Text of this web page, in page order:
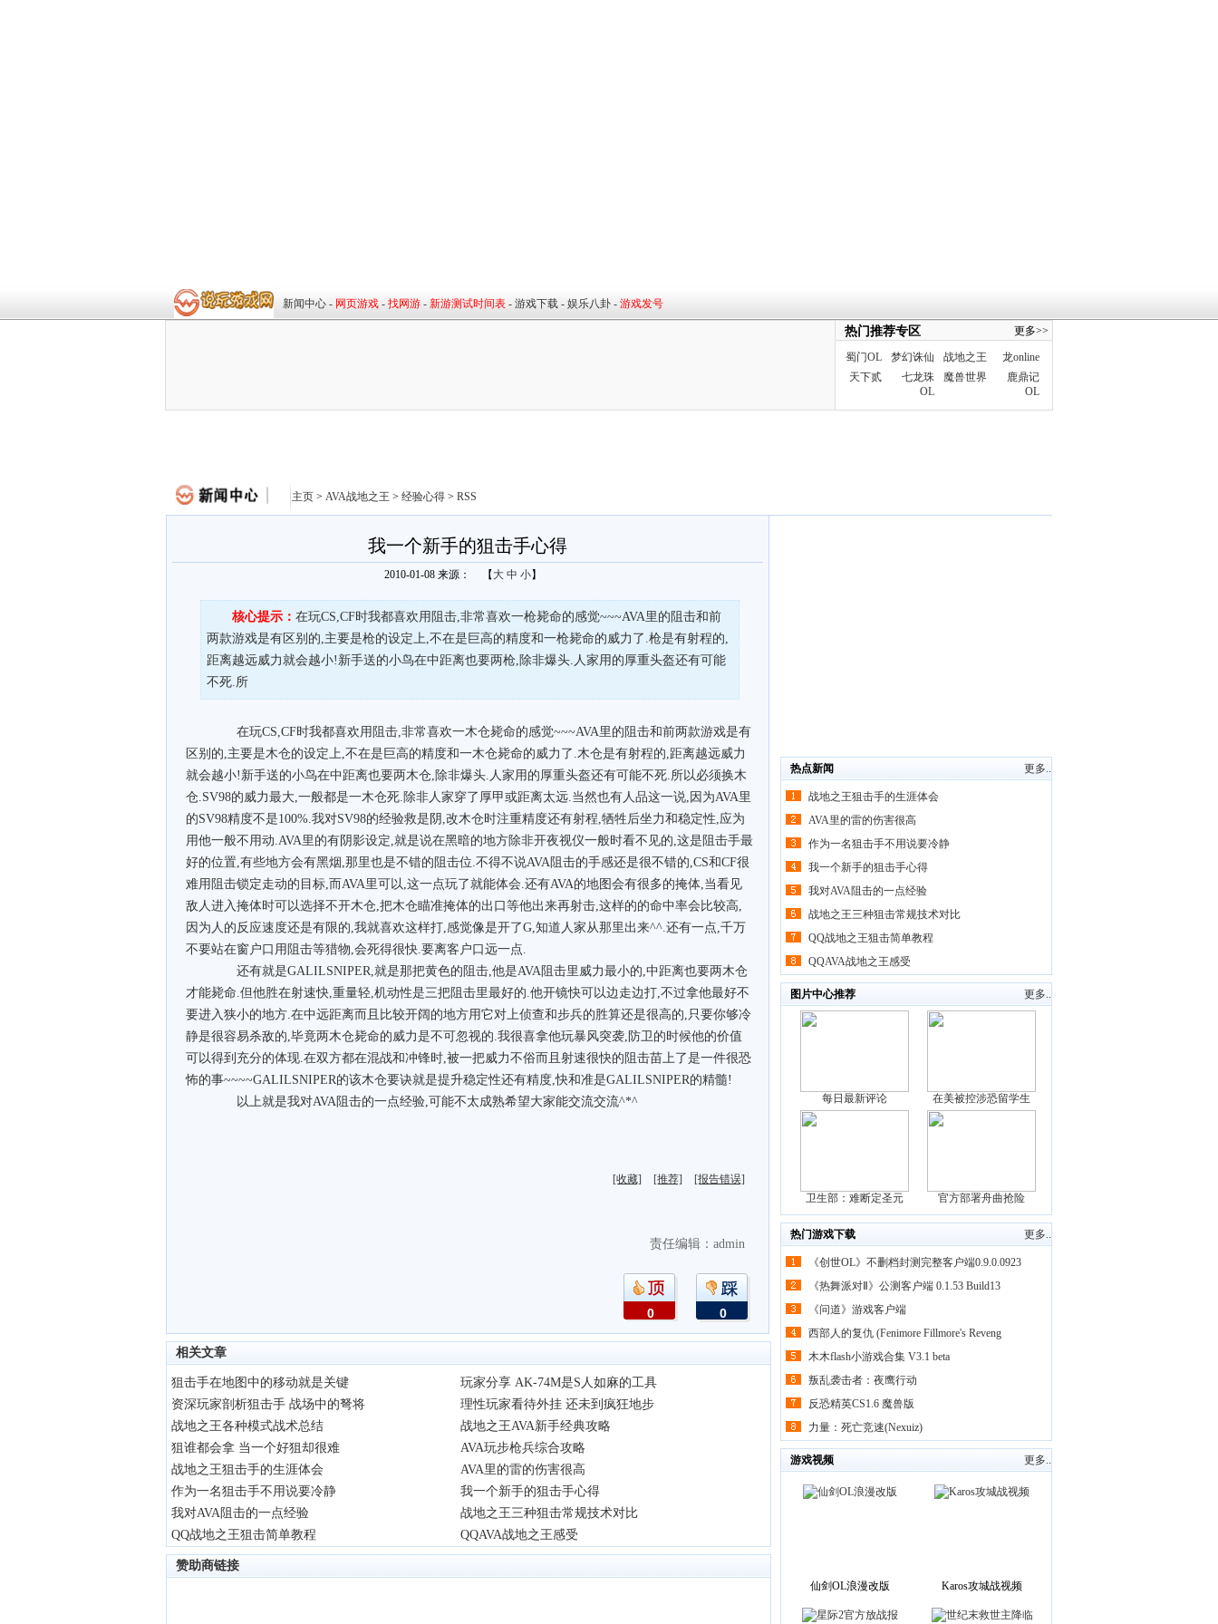
热门推荐专区 更多>>
蜀门OL 梦幻诛仙 战地之王
龙online
天下贰
七龙珠
OL
魔兽世界
鹿鼎记
OL
主页 > AVA战地之王 > 经验心得 > RSS
我一个新手的狙击手心得
2010-01-08 来源： 【 大 中 小】
核心提示： 在玩CS,CF时我都喜欢用阻击,非常喜欢一枪毙命的感觉~~~AVA里的阻击和前
两款游戏是有区别的,主要是枪的设定上,不在是巨高的精度和一枪毙命的威力了.枪是有射程的,
距离越远威力就会越小!新手送的小鸟在中距离也要两枪,除非爆头.人家用的厚重头盔还有可能
不死.所
在玩CS,CF时我都喜欢用阻击,非常喜欢一木仓毙命的感觉~~~AVA里的阻击和前两款游戏是有
区别的,主要是木仓的设定上,不在是巨高的精度和一木仓毙命的威力了.木仓是有射程的,距离越远威力
就会越小!新手送的小鸟在中距离也要两木仓,除非爆头.人家用的厚重头盔还有可能不死.所以必须换木
仓.SV98的威力最大,一般都是一木仓死.除非人家穿了厚甲或距离太远.当然也有人品这一说,因为AVA里
的SV98精度不是100%.我对SV98的经验救是阴,改木仓时注重精度还有射程,牺牲后坐力和稳定性,应为
用他一般不用动.AVA里的有阴影设定,就是说在黑暗的地方除非开夜视仪一般时看不见的,这是阻击手最
好的位置,有些地方会有黑烟,那里也是不错的阻击位.不得不说AVA阻击的手感还是很不错的,CS和CF很
难用阻击锁定走动的目标,而AVA里可以,这一点玩了就能体会.还有AVA的地图会有很多的掩体,当看见
敌人进入掩体时可以选择不开木仓,把木仓瞄准掩体的出口等他出来再射击,这样的的命中率会比较高,
因为人的反应速度还是有限的,我就喜欢这样打,感觉像是开了G,知道人家从那里出来^^.还有一点,千万
不要站在窗户口用阻击等猎物,会死得很快.要离客户口远一点.
还有就是GALILSNIPER,就是那把黄色的阻击,他是AVA阻击里威力最小的,中距离也要两木仓
才能毙命.但他胜在射速快,重量轻,机动性是三把阻击里最好的.他开镜快可以边走边打,不过拿他最好不
要进入狭小的地方.在中远距离而且比较开阔的地方用它对上侦查和步兵的胜算还是很高的,只要你够冷
静是很容易杀敌的,毕竟两木仓毙命的威力是不可忽视的.我很喜拿他玩暴风突袭,防卫的时候他的价值
可以得到充分的体现.在双方都在混战和冲锋时,被一把威力不俗而且射速很快的阻击苗上了是一件很恐
怖的事~~~~GALILSNIPER的该木仓要诀就是提升稳定性还有精度,快和准是GALILSNIPER的精髓!
以上就是我对AVA阻击的一点经验,可能不太成熟希望大家能交流交流^*^
[收藏] [推荐] [报告错误]
责任编辑：admin
0 0
相关文章
狙击手在地图中的移动就是关键
玩家分享 AK-74M是S人如麻的工具
资深玩家剖析狙击手 战场中的弩将
理性玩家看待外挂 还未到疯狂地步
战地之王各种模式战术总结
战地之王AVA新手经典攻略
狙谁都会拿 当一个好狙却很难
AVA玩步枪兵综合攻略
战地之王狙击手的生涯体会
AVA里的雷的伤害很高
作为一名狙击手不用说要冷静
我一个新手的狙击手心得
我对AVA阻击的一点经验
战地之王三种狙击常规技术对比
QQ战地之王狙击简单教程
QQAVA战地之王感受
赞助商链接
更多..
热点新闻
战地之王狙击手的生涯体会
AVA里的雷的伤害很高
作为一名狙击手不用说要冷静
我一个新手的狙击手心得
我对AVA阻击的一点经验
战地之王三种狙击常规技术对比
QQ战地之王狙击简单教程
QQAVA战地之王感受
更多..
图片中心推荐
每日最新评论 在美被控涉恐留学生
卫生部：难断定圣元 官方部署舟曲抢险
更多..
热门游戏下载
《创世OL》不删档封测完整客户端0.9.0.0923
《热舞派对Ⅱ》公测客户端 0.1.53 Build13
《问道》游戏客户端
西部人的复仇 (Fenimore Fillmore's Reveng
木木flash小游戏合集 V3.1 beta
叛乱袭击者：夜鹰行动
反恐精英CS1.6 魔兽版
力量：死亡竞速(Nexuiz)
更多..
游戏视频
仙剑OL浪漫改版 Karos攻城战视频